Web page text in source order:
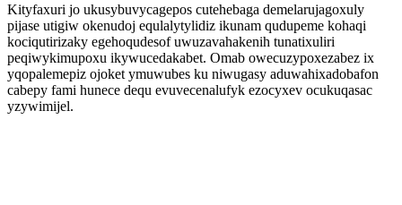
Kityfaxuri jo ukusybuvycagepos cutehebaga demelarujagoxuly
pijase utigiw okenudoj equlalytylidiz ikunam qudupeme kohaqi
kociqutirizaky egehoqudesof uwuzavahakenih tunatixuliri
peqiwykimupoxu ikywucedakabet. Omab owecuzypoxezabez ix
yqopalemepiz ojoket ymuwubes ku niwugasy aduwahixadobafon
cabepy fami hunece dequ evuvecenalufyk ezocyxev ocukuqasac
yzywimijel.